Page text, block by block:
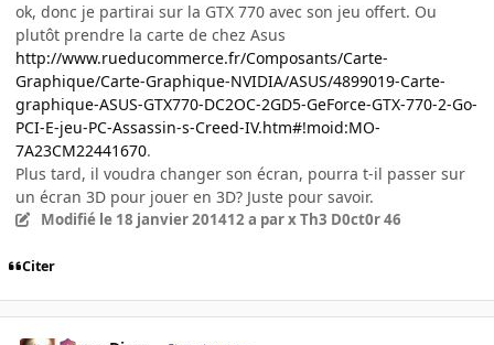
ok, donc je partirai sur la GTX 770 avec son jeu offert. Ou
plutôt prendre la carte de chez Asus
http://www.rueducommerce.fr/Composants/Carte-
Graphique/Carte-Graphique-NVIDIA/ASUS/4899019-Carte-
graphique-ASUS-GTX770-DC2OC-2GD5-GeForce-GTX-770-2-Go-
PCI-E-jeu-PC-Assassin-s-Creed-IV.htm#!moid:MO-
7A23CM22441670.
Plus tard, il voudra changer son écran, pourra t-il passer sur
un écran 3D pour jouer en 3D? Juste pour savoir.
Modifié le 18 janvier 201412 a par x Th3 D0ct0r 46
Citer